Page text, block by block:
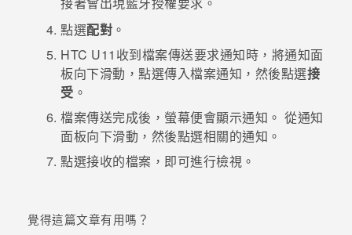
點選配對 。
HTC U11 收到檔案傳送要求通知時，將通知面
板向下滑動，點選傳入檔案通知，然後點選接
受 。
檔案傳送完成後，螢幕便會顯示通知。 從通知
面板向下滑動，然後點選相關的通知。
點選接收的檔案，即可進行檢視。
覺得這篇文章有用嗎？